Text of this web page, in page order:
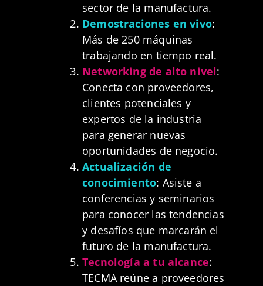
sector de la manufactura.
Demostraciones en vivo:
Más de 250 máquinas
trabajando en tiempo real.
Networking de alto nivel:
Conecta con proveedores,
clientes potenciales y
expertos de la industria
para generar nuevas
oportunidades de negocio.
Actualización de
conocimiento: Asiste a
conferencias y seminarios
para conocer las tendencias
y desafíos que marcarán el
futuro de la manufactura.
Tecnología a tu alcance:
TECMA reúne a proveedores